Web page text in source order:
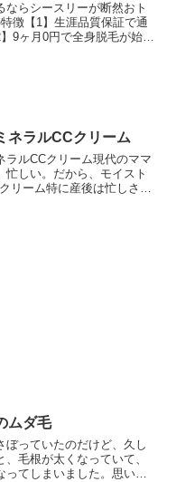
ならシースリーが断然おト
徴【1】生涯品質保証で通
9ヶ月0円で全身脱毛が始め
ネラルCCクリーム
ラルCCクリーム現代のママ
忙しい。だから、モイスト
リーム特に産後は忙しさや
ムダ毛
ぼっていたのだけど、久し
、毛根が太くなっていて、
ってしまいました。思い切